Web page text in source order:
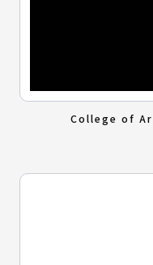
College of